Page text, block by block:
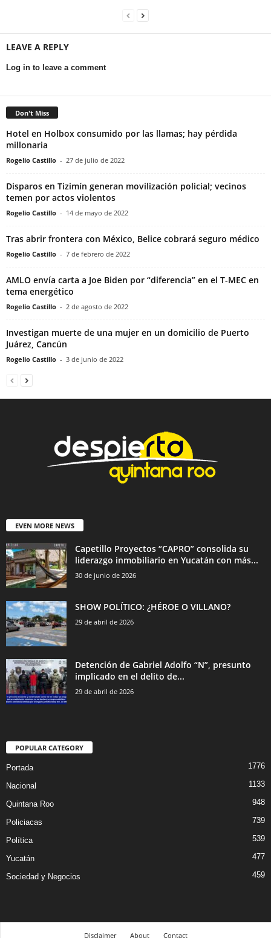
LEAVE A REPLY
Log in to leave a comment
Don't Miss
Hotel en Holbox consumido por las llamas; hay pérdida
millonaria
Rogelio Castillo - 27 de julio de 2022
Disparos en Tizimín generan movilización policial; vecinos
temen por actos violentos
Rogelio Castillo - 14 de mayo de 2022
Tras abrir frontera con México, Belice cobrará seguro médico
Rogelio Castillo - 7 de febrero de 2022
AMLO envía carta a Joe Biden por “diferencia” en el T-MEC en
tema energético
Rogelio Castillo - 2 de agosto de 2022
Investigan muerte de una mujer en un domicilio de Puerto
Juárez, Cancún
Rogelio Castillo - 3 de junio de 2022
EVEN MORE NEWS
Capetillo Proyectos “CAPRO” consolida su
liderazgo inmobiliario en Yucatán con más...
30 de junio de 2026
SHOW POLÍTICO: ¿HÉROE O VILLANO?
29 de abril de 2026
Detención de Gabriel Adolfo “N”, presunto
implicado en el delito de...
29 de abril de 2026
POPULAR CATEGORY
Portada 1776
Nacional 1133
Quintana Roo 948
Policiacas 739
Política 539
Yucatán 477
Sociedad y Negocios 459
Disclaimer About Contact